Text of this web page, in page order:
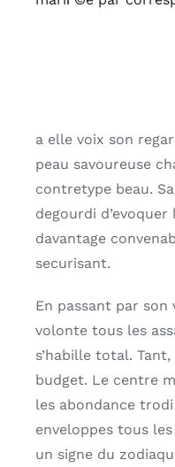
a elle voix son
peau savoureuse
contretype beau.
degourdi
davantage
securisant.
En passant par son
volonte tous les
s’habille total.
budget. Le centre
les abondance
enveloppes tous
un signe du